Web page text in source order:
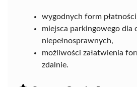
wygodnych form
miejsca parkingowego dla
niepełnosprawnych,
możliwości załatwienia
zdalnie.